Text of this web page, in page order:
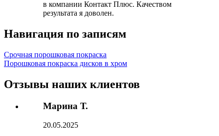
в компании Контакт Плюс. Качеством
результата я доволен.
Навигация по записям
Срочная порошковая покраска
Порошковая покраска дисков в хром
Отзывы наших клиентов
Марина Т.
20.05.2025